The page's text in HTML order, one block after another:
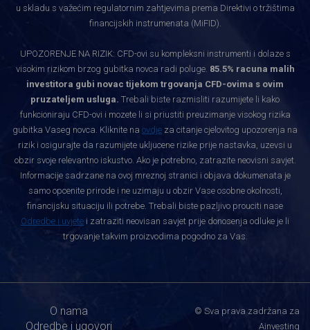
u skladu s važećim regulatornim zahtjevima prema Direktivi o tržištima
financijskih instrumenata (MiFID).
UPOZORENJE NA RIZIK: CFD-ovi su kompleksni instrumenti i dolaze s
visokim rizikom brzog gubitka novca radi poluge. 85.5% racuna malih
investitora gubi novac tijekom trgovanja CFD-ovima s ovim
pruzateljem usluga. Trebali biste razmisliti razumijete li kako
funkcioniraju CFD-ovi i mozete li si priustiti preuzimanje visokog rizika
gubitka Vaseg novca. Kliknite na ovdje za citanje cjelovitog upozorenja na
rizik i osigurajte da razumijete ukljucene rizike prije nastavka, uzevsi u
obzir svoje relevantno iskustvo. Ako je potrebno, zatrazite neovisni savjet.
Informacije sadrzane na ovoj mreznoj stranici i objava dokumenata je
samo opcenite prirode i ne uzimaju u obzir Vase osobne okolnosti,
financijsku situaciju ili potrebe. Trebali biste pazljivo prouciti nase
Odredbe i uvjete i zatraziti neovisan savjet prije donosenja odluke je li
trgovanje takvim proizvodima pogodno za Vas.
O nama
Odredbe i ugovori
© Sva prava zadržana za
Ainvesting